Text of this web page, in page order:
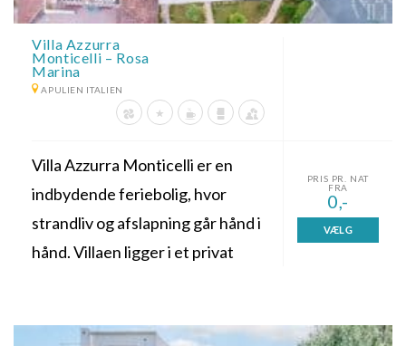
Villa Azzurra
Monticelli – Rosa
Marina
APULIEN ITALIEN
Villa Azzurra Monticelli er en
indbydende feriebolig, hvor
strandliv og afslapning går hånd i
hånd. Villaen ligger i et privat
PRIS PR. NAT
FRA
0,-
VÆLG